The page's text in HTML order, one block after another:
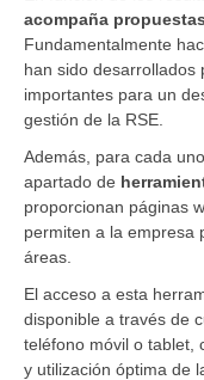
acompaña
Fundamentalmente
han sido desarrollados
importantes para un
gestión de la RSE.
Además, para cada
apartado de
proporcionan páginas
permiten a la empresa
áreas.
El acceso a esta
disponible a través de
teléfono móvil o tablet,
y utilización óptima de